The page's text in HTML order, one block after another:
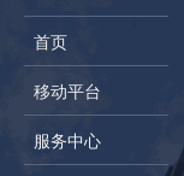
首页
移动平台
服务中心